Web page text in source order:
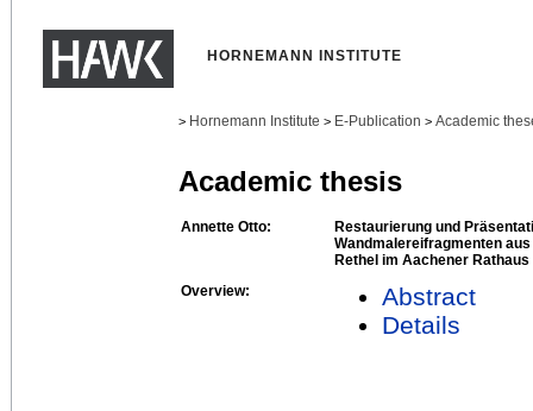
HORNEMANN INSTITUTE
> Hornemann Institute > E-Publication > Academic
Academic thesis
Annette Otto:
Restaurierung und
Wandmalereifragmenten
Rethel im Aachener Rathaus
Overview:
Abstract
Details